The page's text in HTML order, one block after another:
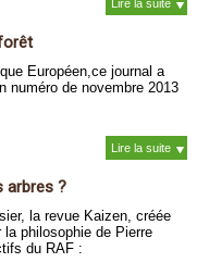
Lire la suite
Européen,ce journal a
numéro de novembre 2013
Lire la suite
arbres ?
la revue Kaizen, créée
philosophie de Pierre
du RAF :